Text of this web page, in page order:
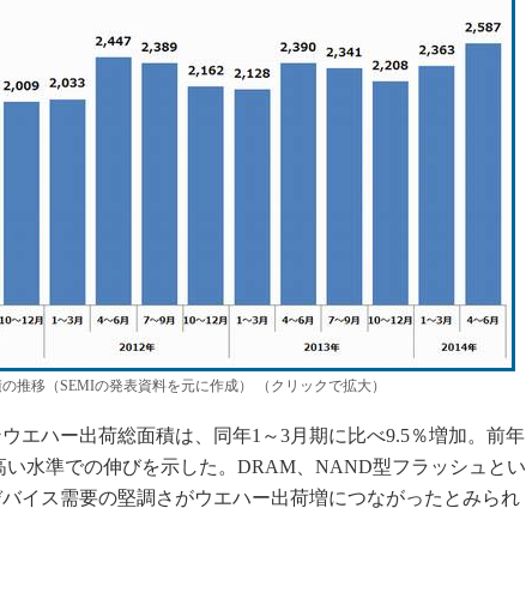
推移（SEMIの発表資料を元に作成） （クリックで拡大）
エハー出荷総面積は、同年1～3月期に比べ9.5％増加。前年
い水準での伸びを示した。DRAM、NAND型フラッシュとい
イス需要の堅調さがウエハー出荷増につながったとみられ